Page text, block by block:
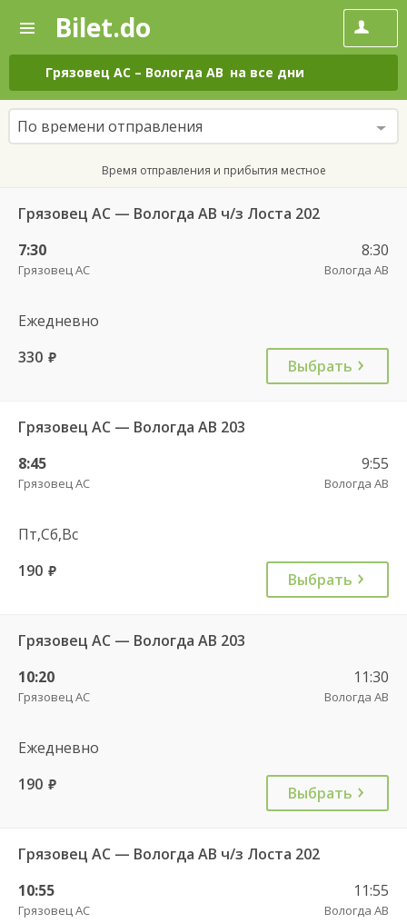
—
Поиск
и
покупка
билетов
на
автобус
онлайн
Bilet.do
Грязовец АС – Вологда АВ на все дни
По времени отправления
Время отправления и прибытия местное
Грязовец АС — Вологда АВ ч/з Лоста 202
7:30
Грязовец АС
8:30
Вологда АВ
Ежедневно
330 руб. Выбрать
Грязовец АС — Вологда АВ 203
8:45
Грязовец АС
9:55
Вологда АВ
Пт,Сб,Вс
190 руб. Выбрать
Грязовец АС — Вологда АВ 203
10:20
Грязовец АС
11:30
Вологда АВ
Ежедневно
190 руб. Выбрать
Грязовец АС — Вологда АВ ч/з Лоста 202
10:55
Грязовец АС
11:55
Вологда АВ